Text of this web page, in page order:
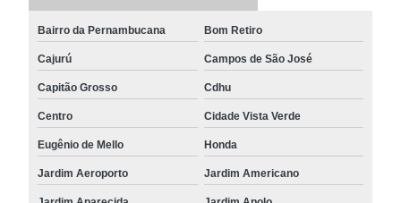
Bairro da Pernambucana Bom Retiro
Cajurú Campos de São José
Capitão Grosso Cdhu
Centro Cidade Vista Verde
Eugênio de Mello Honda
Jardim Aeroporto Jardim Americano